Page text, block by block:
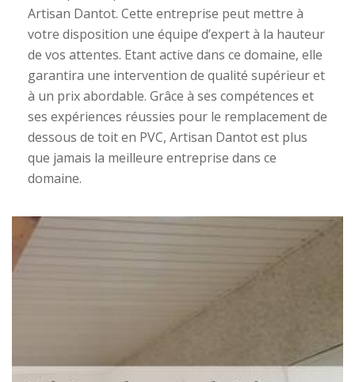
Artisan Dantot. Cette entreprise peut mettre à
votre disposition une équipe d’expert à la hauteur
de vos attentes. Etant active dans ce domaine, elle
garantira une intervention de qualité supérieur et
à un prix abordable. Grâce à ses compétences et
ses expériences réussies pour le remplacement de
dessous de toit en PVC, Artisan Dantot est plus
que jamais la meilleure entreprise dans ce
domaine.